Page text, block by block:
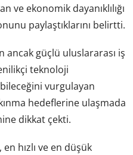
ve ekonomik dayanıklılığı
paylaştıklarını belirtti.
güçlü uluslararası iş
teknoloji
vurgulayan
hedeflerine ulaşmada
dikkat çekti.
hızlı ve en düşük